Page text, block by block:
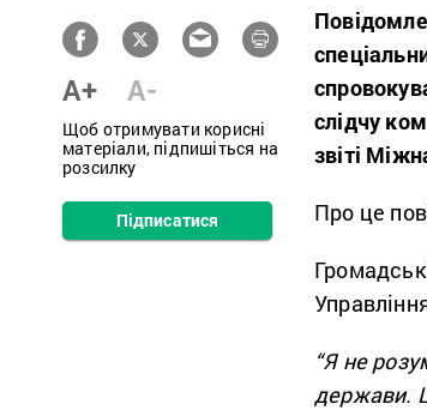
A+ A-
Щоб отримувати корисні
матеріали, підпишіться на
розсилку
Підписатися
слідчу
звіті
Про це
“Я не
держави.